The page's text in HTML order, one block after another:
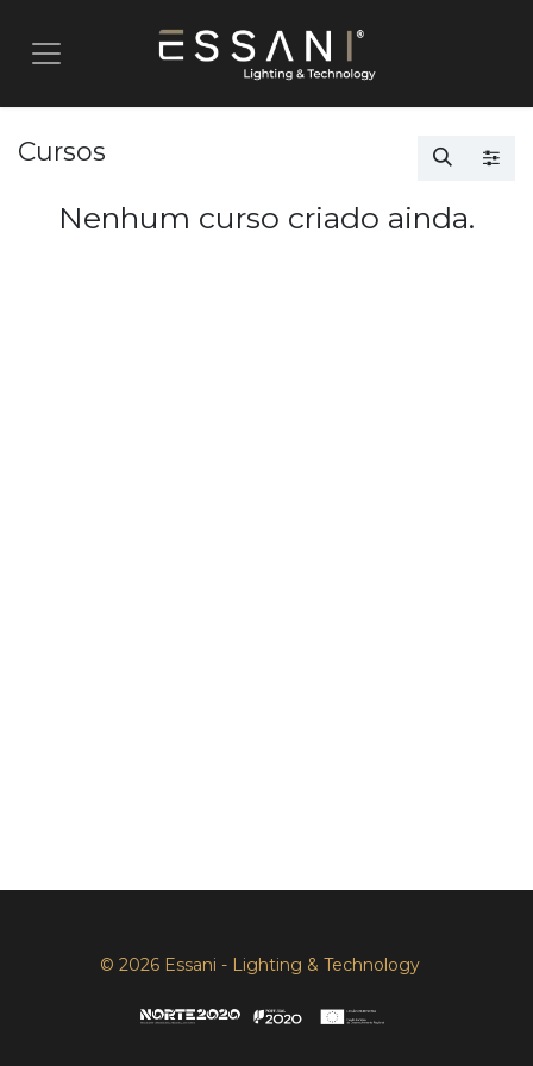
Cursos
Nenhum curso criado ainda.
© 2026 Essani - Lighting & Technology